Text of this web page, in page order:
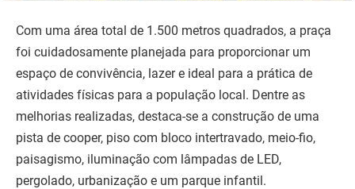
Com uma área total de 1.500 metros quadrados, a praça
foi cuidadosamente planejada para proporcionar um
espaço de convivência, lazer e ideal para a prática de
atividades físicas para a população local. Dentre as
melhorias realizadas, destaca-se a construção de uma
pista de cooper, piso com bloco intertravado, meio-fio,
paisagismo, iluminação com lâmpadas de LED,
pergolado, urbanização e um parque infantil.